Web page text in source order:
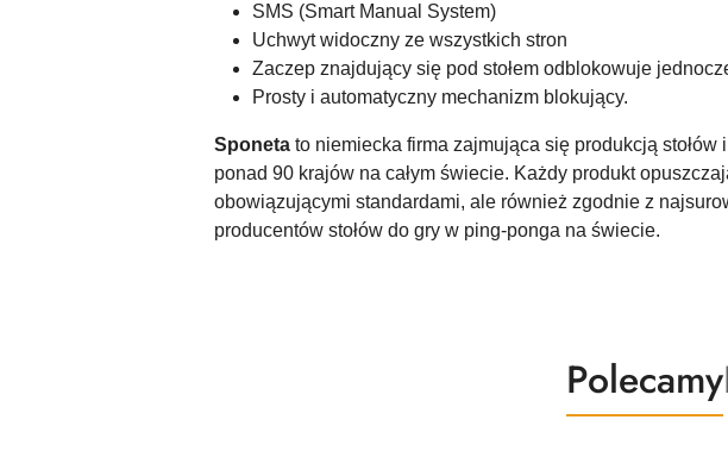
SMS (Smart Manual System)
Uchwyt widoczny ze wszystkich stron
Zaczep znajdujący się pod stołem odblokowuje
Prosty i automatyczny mechanizm blokujący.
Sponeta to niemiecka firma zajmująca się produkcją
ponad 90 krajów na całym świecie. Każdy produkt
obowiązującymi standardami, ale również zgodnie z
producentów stołów do gry w ping-ponga na świecie.
Produkty
o
Polecamy
o